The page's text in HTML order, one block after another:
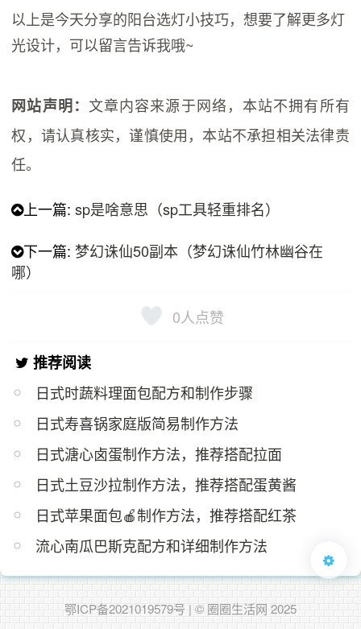
以上是今天分享的阳台选灯小技巧，想要了解更多灯
光设计，可以留言告诉我哦~
网站声明： 文章内容来源于网络，本站不拥有所有
权，请认真核实，谨慎使用，本站不承担相关法律责
任。
上一篇:sp是啥意思（sp工具轻重排名）
下一篇: 梦幻诛仙50副本（梦幻诛仙竹林幽谷在
哪）
0人点赞
推荐阅读
日式时蔬料理面包配方和制作步骤
日式寿喜锅家庭版简易制作方法
日式溏心卤蛋制作方法，推荐搭配拉面
日式土豆沙拉制作方法，推荐搭配蛋黄酱
日式苹果面包🍎制作方法，推荐搭配红茶
流心南瓜巴斯克配方和详细制作方法
鄂ICP备2021019579号 | © 圈圈生活网 2025